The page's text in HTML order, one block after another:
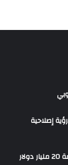
إصلاحية